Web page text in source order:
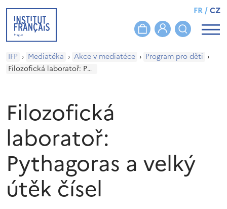
FR/CZ
IFP › Mediatéka › Akce v mediatéce › Program pro děti ›
Filozofická laboratoř: Pythagoras a velký útěk čísel
Filozofická
laboratoř:
Pythagoras a velký
útěk čísel